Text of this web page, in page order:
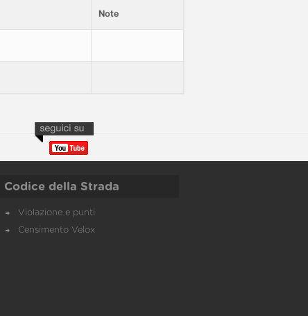
Note
Codice della Strada
Violazione e punti
Censimento Velox